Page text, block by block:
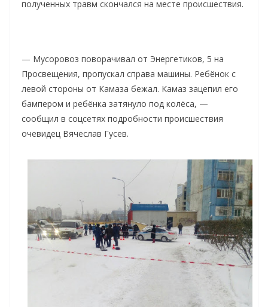
полученных травм скончался на месте происшествия.
— Мусоровоз поворачивал от Энергетиков, 5 на
Просвещения, пропускал справа машины. Ребёнок с
левой стороны от Камаза бежал. Камаз зацепил его
бампером и ребёнка затянуло под колёса, —
сообщил в соцсетях подробности происшествия
очевидец Вячеслав Гусев.